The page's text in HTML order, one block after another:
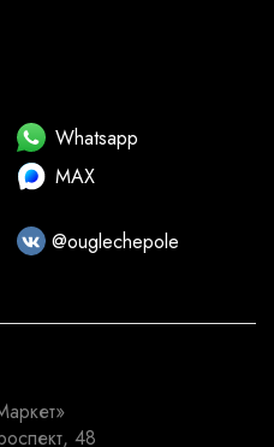
Whatsapp
MAX
@ouglechepole
48